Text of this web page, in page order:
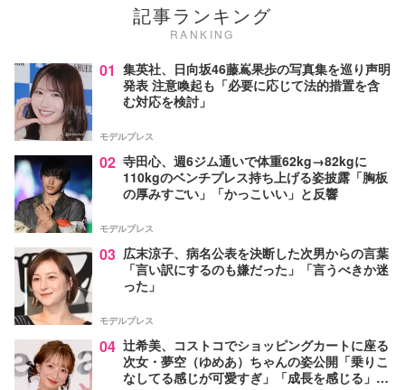
記事ランキング
RANKING
01 集英社、日向坂46藤嶌果歩の写真集を巡り声明
発表 注意喚起も「必要に応じて法的措置を含
む対応を検討」
モデルプレス
02 寺田心、週6ジム通いで体重62kg→82kgに
110kgのベンチプレス持ち上げる姿披露「胸板
の厚みすごい」「かっこいい」と反響
モデルプレス
03 広末涼子、病名公表を決断した次男からの言葉
「言い訳にするのも嫌だった」「言うべきか迷
った」
モデルプレス
04 辻希美、コストコでショッピングカートに座る
次女・夢空（ゆめあ）ちゃんの姿公開「乗りこ
なしてる感じが可愛すぎ」「成長を感じる」の